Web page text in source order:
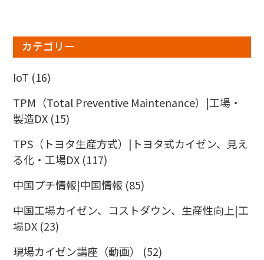
ン
ー
カテゴリー
IoT (16)
TPM（Total Preventive Maintenance）|工場・
製造DX (15)
TPS（トヨタ生産方式）|トヨタ式カイゼン、見え
る化・工場DX (117)
中国プチ情報|中国情報 (85)
中国工場カイゼン、コストダウン、生産性向上|工
場DX (23)
現場カイゼン講座（動画） (52)